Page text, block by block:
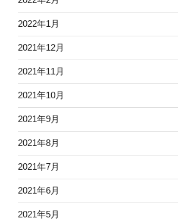
2022年1月
2021年12月
2021年11月
2021年10月
2021年9月
2021年8月
2021年7月
2021年6月
2021年5月